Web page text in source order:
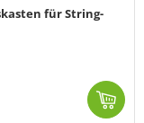
für String-